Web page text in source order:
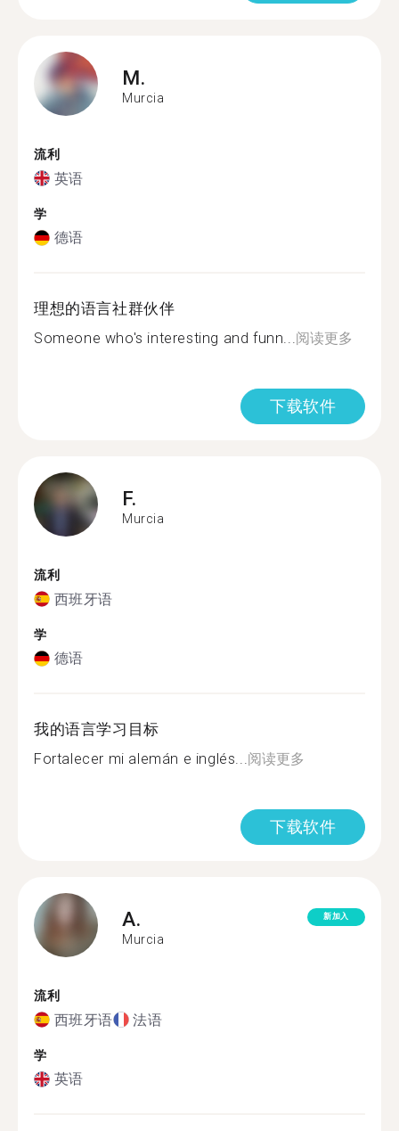
M.
Murcia
流利
英语
学
德语
理想的语言社群伙伴
Someone who's interesting and funn...阅读更多
下载软件
F.
Murcia
流利
西班牙语
学
德语
我的语言学习目标
Fortalecer mi alemán e inglés...阅读更多
下载软件
A.
Murcia
新加入
流利
西班牙语 法语
学
英语